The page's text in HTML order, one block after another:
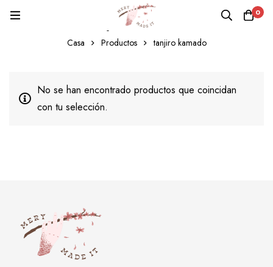
0
tanjiro kamado
Casa Productos tanjiro kamado
No se han encontrado productos que coincidan
con tu selección.